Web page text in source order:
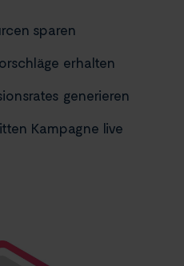
sparen
erhalten
generieren
Kampagne live